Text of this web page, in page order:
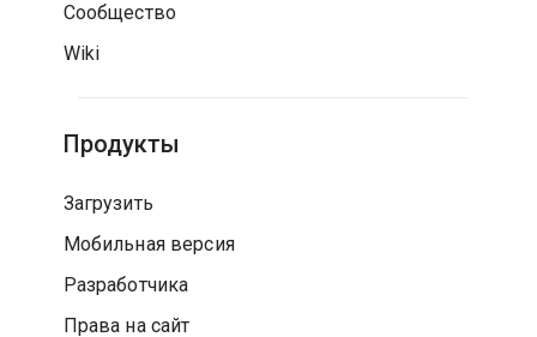
Сообщество
Wiki
Продукты
Загрузить
Мобильная версия
Разработчика
Права на сайт